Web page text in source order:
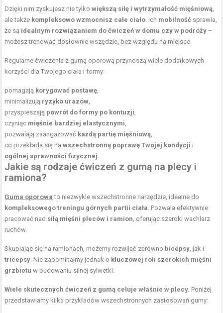
Dzięki nim zyskujesz nie tylkowiększą siłę i wytrzymałość mięśniową,
ale także kompleksowo wzmocnisz całe ciało. Ich mobilność sprawia,
że są idealnym rozwiązaniem do ćwiczeń w domu czy w podróży –
możesz trenować dosłownie wszędzie, bez względu na miejsce.
Regularne ćwiczenia z gumą oporową przynoszą wiele dodatkowych
korzyści dla Twojego ciała i formy:
pomagają korygować postawę,
minimalizują ryzyko urazów,
przyspieszają powrót do formy po kontuzji,
czyniąc mięśnie bardziej elastycznymi,
pozwalają zaangażować każdą partię mięśniową,
co przekłada się nawszechstronną poprawę Twojej kondycji i
ogólnej sprawności fizycznej.
Jakie są rodzaje ćwiczeń z gumą na plecy i
ramiona?
Guma oporowa to niezwykle wszechstronne narzędzie, idealne do
kompleksowego treningu górnych partii ciała. Pozwala efektywnie
pracować nad siłą mięśni pleców i ramion, oferując szeroki wachlarz
ruchów.
Skupiając się na ramionach, możemy rozwijać zarówno bicepsy, jak i
tricepsy. Nie zapominajmy jednak o kluczowej roli szerokich mięśni
grzbietu w budowaniu silnej sylwetki.
Wiele skutecznych ćwiczeń z gumą celuje właśnie w plecy. Poniżej
przedstawiamy kilka przykładów wszechstronnych zastosowań gumy: